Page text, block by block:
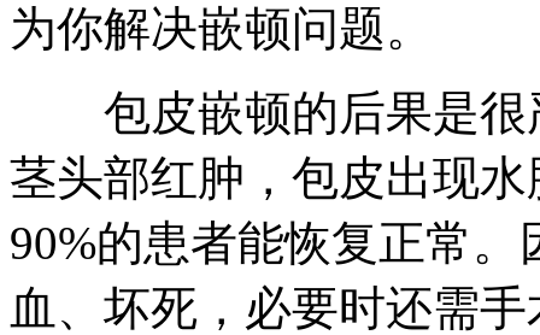
为你解决嵌顿问题。
包皮嵌顿的后果是很
茎头部红肿，包皮出现
90%的患者能恢复正常
血、坏死，必要时还需